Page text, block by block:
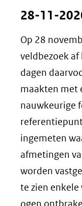
(afbeelding:
Detailfoto
28-11-
Op 28
veldbezoek
dagen
maakten met
nauwkeurige
ingemeten
afmetingen
worden
te zien enkele
ogen